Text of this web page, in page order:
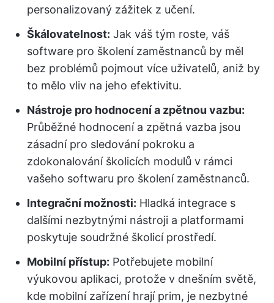
personalizovaný zážitek z učení.
Škálovatelnost: Jak váš tým roste, váš
software pro školení zaměstnanců by měl
bez problémů pojmout více uživatelů, aniž by
to mělo vliv na jeho efektivitu.
Nástroje pro hodnocení a zpětnou vazbu:
Průběžné hodnocení a zpětná vazba jsou
zásadní pro sledování pokroku a
zdokonalování školicích modulů v rámci
vašeho softwaru pro školení zaměstnanců.
Integrační možnosti: Hladká integrace s
dalšími nezbytnými nástroji a platformami
poskytuje soudržné školicí prostředí.
Mobilní přístup: Potřebujete mobilní
výukovou aplikaci, protože v dnešním světě,
kde mobilní zařízení hrají prim, je nezbytné